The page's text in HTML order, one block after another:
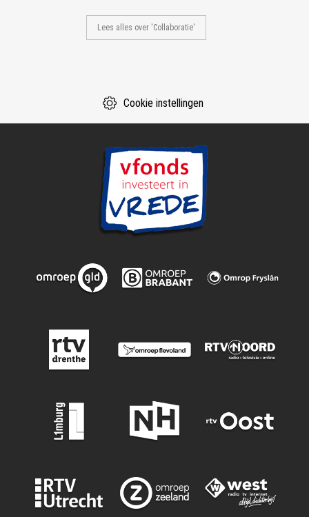
Lees alles over 'Collaboratie'
Cookie instellingen